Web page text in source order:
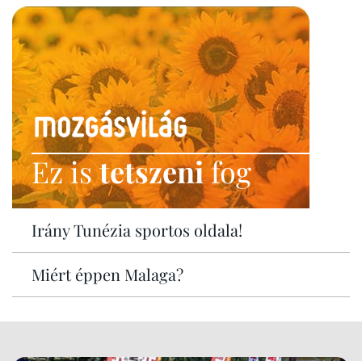
Ez istetszenifog
Irány Tunézia sportos oldala!
Miért éppen Malaga?